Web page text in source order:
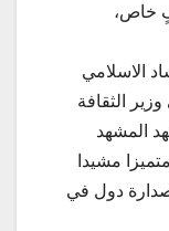
شرفٍ خاص،
الاسلامي
الثقافة
المشهد
مشيدا
صدارة دول في